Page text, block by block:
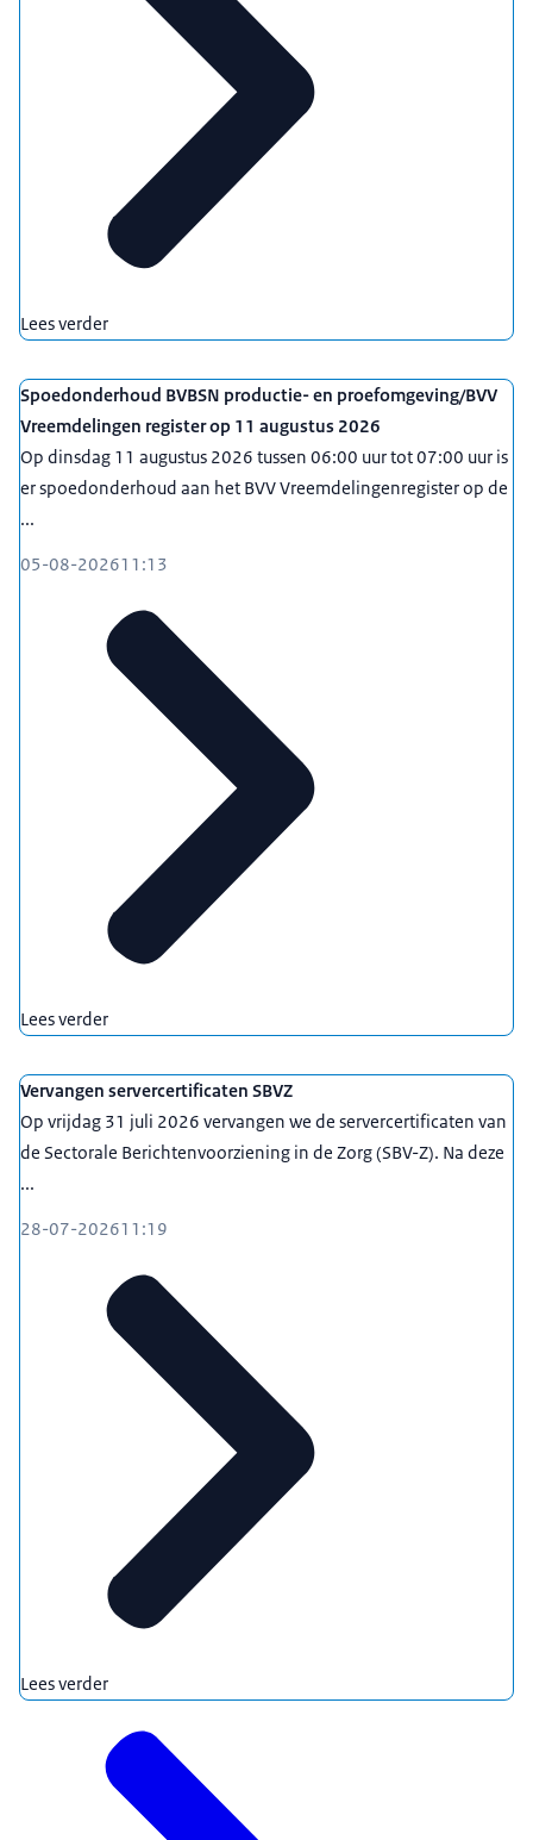
Lees verder
Spoedonderhoud BVBSN productie- en proefomgeving/BVV
Vreemdelingen register op 11 augustus 2026
Op dinsdag 11 augustus 2026 tussen 06:00 uur tot 07:00 uur is
er spoedonderhoud aan het BVV Vreemdelingenregister op de
...
05-08-202611:13
Lees verder
Vervangen servercertificaten SBVZ
Op vrijdag 31 juli 2026 vervangen we de servercertificaten van
de Sectorale Berichtenvoorziening in de Zorg (SBV-Z). Na deze
...
28-07-202611:19
Lees verder